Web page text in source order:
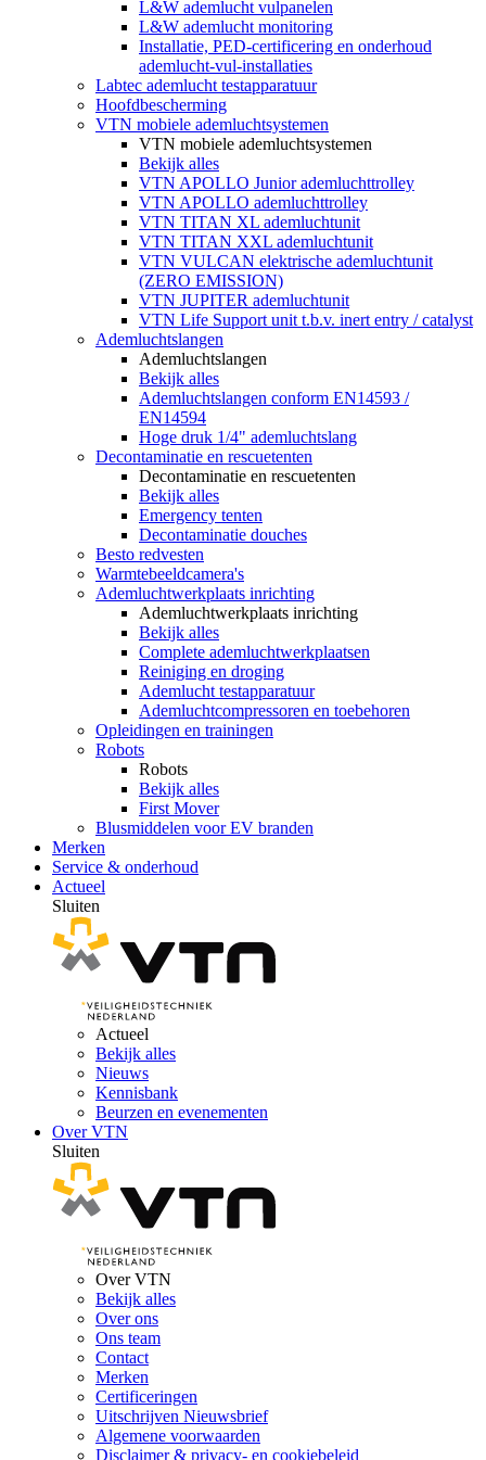
L&W ademlucht vulpanelen
L&W ademlucht monitoring
Installatie, PED-certificering en onderhoud
ademlucht-vul-installaties
Labtec ademlucht testapparatuur
Hoofdbescherming
VTN mobiele ademluchtsystemen
VTN mobiele ademluchtsystemen
Bekijk alles
VTN APOLLO Junior ademluchttrolley
VTN APOLLO ademluchttrolley
VTN TITAN XL ademluchtunit
VTN TITAN XXL ademluchtunit
VTN VULCAN elektrische ademluchtunit
(ZERO EMISSION)
VTN JUPITER ademluchtunit
VTN Life Support unit t.b.v. inert entry / catalyst
Ademluchtslangen
Ademluchtslangen
Bekijk alles
Ademluchtslangen conform EN14593 /
EN14594
Hoge druk 1/4" ademluchtslang
Decontaminatie en rescuetenten
Decontaminatie en rescuetenten
Bekijk alles
Emergency tenten
Decontaminatie douches
Besto redvesten
Warmtebeeldcamera's
Ademluchtwerkplaats inrichting
Ademluchtwerkplaats inrichting
Bekijk alles
Complete ademluchtwerkplaatsen
Reiniging en droging
Ademlucht testapparatuur
Ademluchtcompressoren en toebehoren
Opleidingen en trainingen
Robots
Robots
Bekijk alles
First Mover
Blusmiddelen voor EV branden
Merken
Service & onderhoud
Actueel
Sluiten
Actueel
Bekijk alles
Nieuws
Kennisbank
Beurzen en evenementen
Over VTN
Sluiten
Over VTN
Bekijk alles
Over ons
Ons team
Contact
Merken
Certificeringen
Uitschrijven Nieuwsbrief
Algemene voorwaarden
Disclaimer & privacy- en cookiebeleid